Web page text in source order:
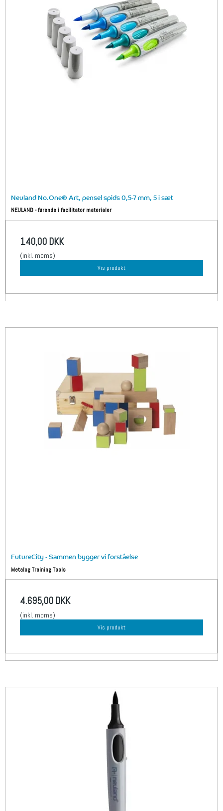
Neuland No.One® Art, pensel spids 0,5-7 mm, 5 i sæt
NEULAND - førende i facilitator materialer
140,00 DKK
(inkl. moms)
Vis produkt
FutureCity - Sammen bygger vi forståelse
Metalog Training Tools
4.695,00 DKK
(inkl. moms)
Vis produkt